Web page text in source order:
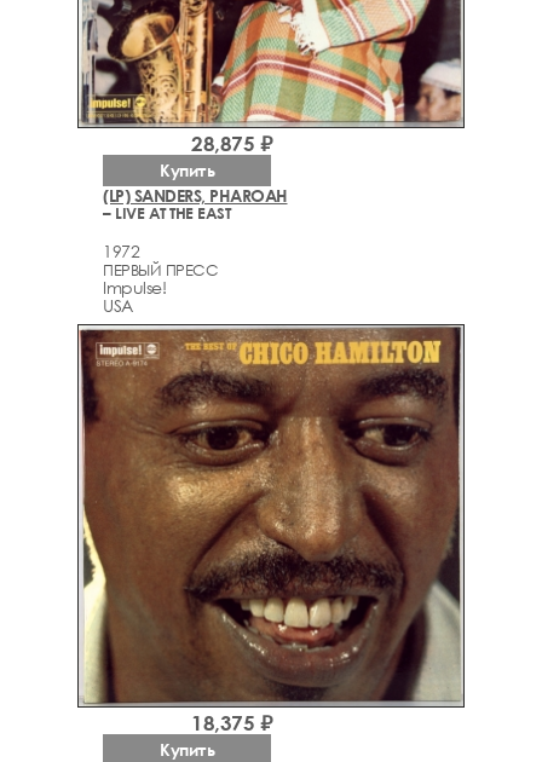
(LP) SANDERS, PHAROAH
– LIVE AT THE EAST
1972
ПЕРВЫЙ ПРЕСС
Impulse!
USA
28,875 ₽
Купить
18,375 ₽
Купить